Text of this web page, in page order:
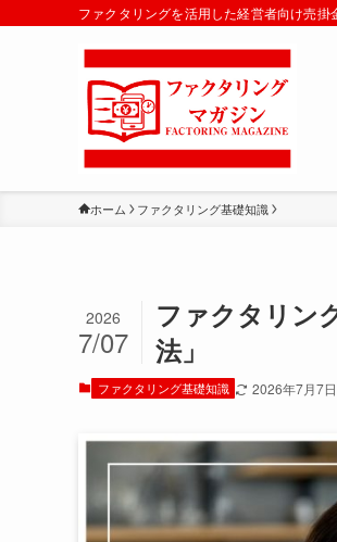
ファクタリングを活用した経営者向け売
ホーム ファクタリング基礎知識
ファクタリン
法」
2026
7/07
ファクタリング基礎知識 2026年7月7日